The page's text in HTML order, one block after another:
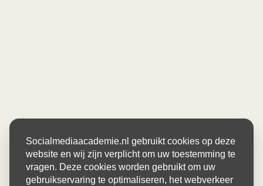
Socialmediaacademie.nl gebruikt cookies op deze
website en wij zijn verplicht om uw toestemming te
vragen. Deze cookies worden gebruikt om uw
gebruikservaring te optimaliseren, het webverkeer